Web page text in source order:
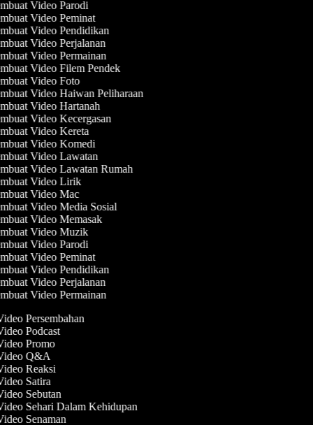
Video Parodi
Video Peminat
Video Pendidikan
Video Perjalanan
Video Permainan
Video Filem Pendek
Video Foto
Video Haiwan Peliharaan
Video Hartanah
Video Kecergasan
Video Kereta
Video Komedi
Video Lawatan
Video Lawatan Rumah
Video Lirik
Video Mac
Video Media Sosial
Video Memasak
Video Muzik
Video Parodi
Video Peminat
Video Pendidikan
Video Perjalanan
Video Permainan
Persembahan
Podcast
Promo
Q&A
Reaksi
Satira
Sebutan
Sehari Dalam Kehidupan
Senaman